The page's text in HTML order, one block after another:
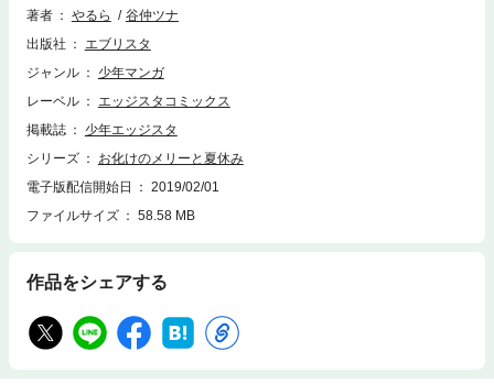
恋は成立しない事に葛藤していくのだった。最高に笑えるドタバタコメデ
収録した、この夏一番の笑えて泣けるコミック！
著者 やるら
谷仲ツナ
出版社
エブリスタ
ジャンル
少年マンガ
レーベル
エッジスタコミックス
掲載誌
少年エッジスタ
シリーズ
お化けのメリーと夏休み
電子版配信開始日
2019/02/01
ファイルサイズ
58.58 MB
作品をシェアする